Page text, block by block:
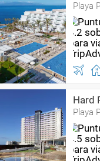
Playa
Hard
Playa